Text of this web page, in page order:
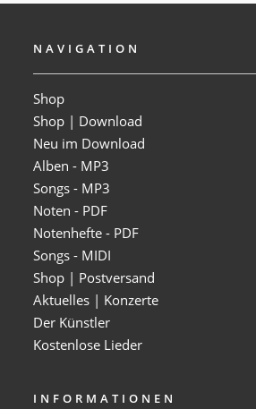
NAVIGATION
Shop
Shop | Download
Neu im Download
Alben - MP3
Songs - MP3
Noten - PDF
Notenhefte - PDF
Songs - MIDI
Shop | Postversand
Aktuelles | Konzerte
Der Künstler
Kostenlose Lieder
INFORMATIONEN